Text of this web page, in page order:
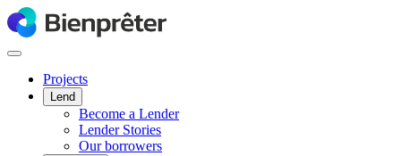
Projects
Lend
Become a Lender
Lender Stories
Our borrowers